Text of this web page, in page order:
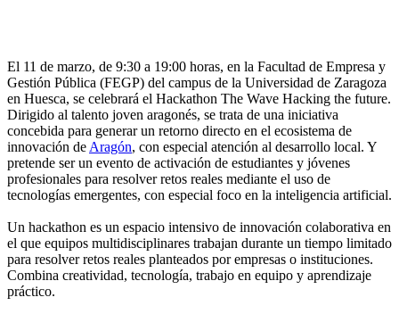
El 11 de marzo, de 9:30 a 19:00 horas, en la Facultad de Empresa y
Gestión Pública (FEGP) del campus de la Universidad de Zaragoza
en Huesca, se celebrará el Hackathon The Wave Hacking the future.
Dirigido al talento joven aragonés, se trata de una iniciativa
concebida para generar un retorno directo en el ecosistema de
innovación de Aragón, con especial atención al desarrollo local. Y
pretende ser un evento de activación de estudiantes y jóvenes
profesionales para resolver retos reales mediante el uso de
tecnologías emergentes, con especial foco en la inteligencia artificial.
Un hackathon es un espacio intensivo de innovación colaborativa en
el que equipos multidisciplinares trabajan durante un tiempo limitado
para resolver retos reales planteados por empresas o instituciones.
Combina creatividad, tecnología, trabajo en equipo y aprendizaje
práctico.